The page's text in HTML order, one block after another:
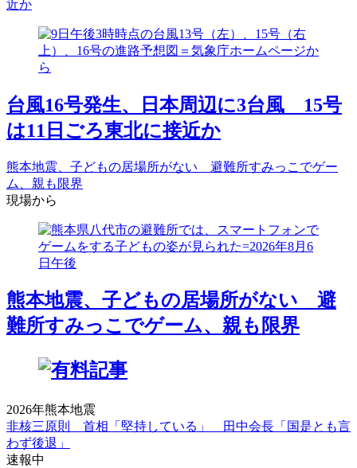
近か
台風16号発生、日本周辺に3台風 15号
は11日ごろ東北に接近か
熊本地震、子どもの居場所がない 避難所すみっこでゲー
ム、親も限界
現場から
熊本地震、子どもの居場所がない 避
難所すみっこでゲーム、親も限界
2026年熊本地震
非核三原則 首相「堅持している」 田中会長「国是とも言
わず後退」
速報中